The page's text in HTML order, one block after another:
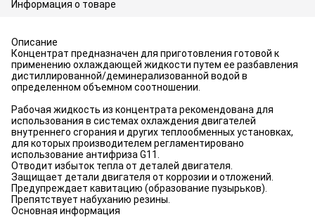
Информация о товаре
Описание
Концентрат предназначен для приготовления готовой к
применению охлаждающей жидкости путем ее разбавления
дистиллированной/деминерализованной водой в
определенном объемном соотношении.
Рабочая жидкость из концентрата рекомендована для
использования в системах охлаждения двигателей
внутреннего сгорания и других теплообменных установках,
для которых производителем регламентировано
использование антифриза G11.
Отводит избыток тепла от деталей двигателя.
Защищает детали двигателя от коррозии и отложений.
Предупреждает кавитацию (образование пузырьков).
Препятствует набуханию резины.
Основная информация